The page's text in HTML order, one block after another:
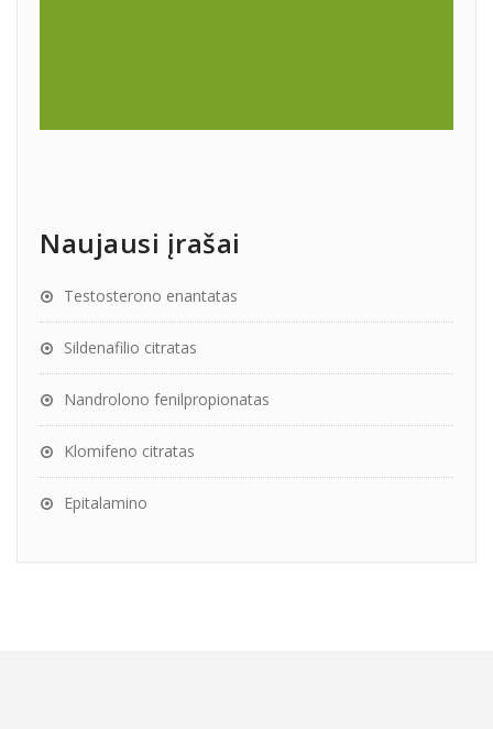
Naujausi įrašai
Testosterono enantatas
Sildenafilio citratas
Nandrolono fenilpropionatas
Klomifeno citratas
Epitalamino